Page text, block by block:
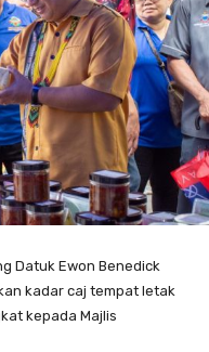
Datuk Ewon Benedick
kadar caj tempat letak
kepada Majlis